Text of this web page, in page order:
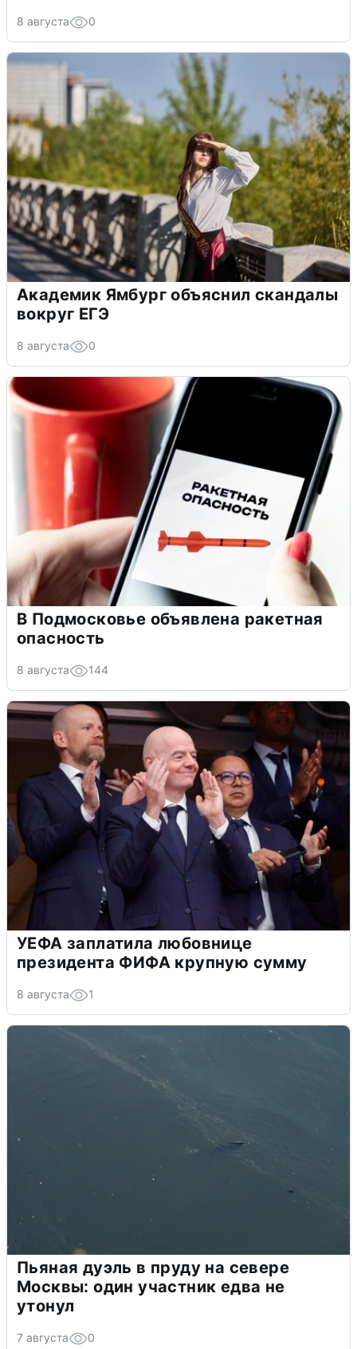
8 августа 0
Академик Ямбург объяснил скандалы
вокруг ЕГЭ
8 августа 0
В Подмосковье объявлена ракетная
опасность
8 августа 144
УЕФА заплатила любовнице
президента ФИФА крупную сумму
8 августа 1
Пьяная дуэль в пруду на севере
Москвы: один участник едва не
утонул
7 августа 0